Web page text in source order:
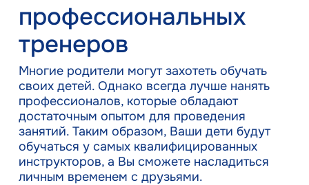
профессиональных
тренеров
Многие родители могут захотеть обучать
своих детей. Однако всегда лучше нанять
профессионалов, которые обладают
достаточным опытом для проведения
занятий. Таким образом, Ваши дети будут
обучаться у самых квалифицированных
инструкторов, а Вы сможете насладиться
личным временем с друзьями.